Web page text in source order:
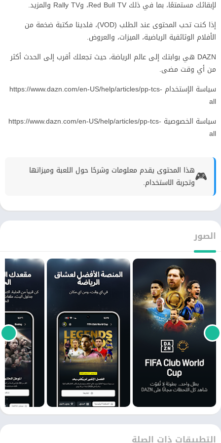
لإبقائك مستمتعًا، بما في ذلك Red Bull TV، وRally TV والمزيد.
إذا كنت تحب المحتوى عند الطلب (VOD)، فلدينا مكتبة ضخمة من
الأفلام الوثائقية الرياضية، الميزات، والعروض.
DAZN هي بوابتك إلى عالم الرياضة، حيث تجعلك أقرب إلى الحدث أكثر
من أي وقت مضى.
سياسة الإستخدام https://www.dazn.com/en-US/help/articles/pp-tcs-
all
سياسة الخصوصية https://www.dazn.com/en-US/help/articles/pp-tcs-
all
🎮هذا المحتوى يقدم معلومات وشرحًا حول اللعبة وميزاتها
وتجربة الاستخدام.
الصور
التطبيقات ذات الصلة